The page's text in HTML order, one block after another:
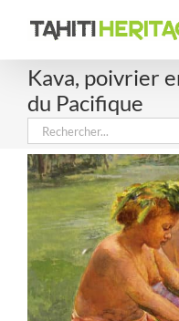
Kava, poivrier
du Pacifique
Rechercher: